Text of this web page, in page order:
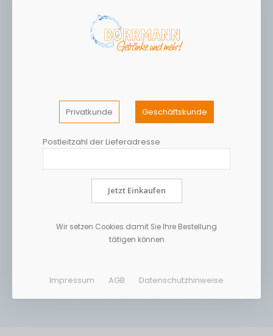
Privatkunde Geschäftskunde
Postleitzahl der Lieferadresse
Jetzt Einkaufen
Wir setzen Cookies damit Sie Ihre Bestellung
tätigen können
Impressum AGB Datenschutzhinweise